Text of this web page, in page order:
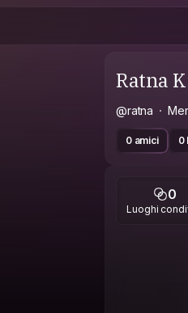
Ratna
@ratna
0 amici 0
0
Luoghi